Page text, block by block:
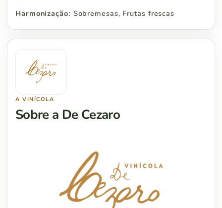
Harmonização: Sobremesas, Frutas frescas
A VINÍCOLA
Sobre a De Cezaro